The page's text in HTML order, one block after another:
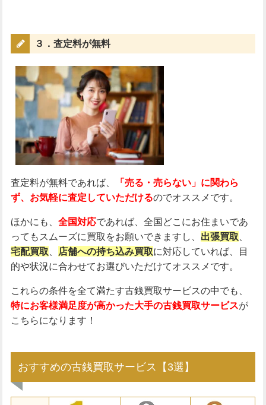
３．査定料が無料
査定料が無料であれば、
「売る・売らない」に関わら
ず、お気軽に査定していただけるのでオススメです。
ほかにも、 全国対応であれば、全国どこにお住まいであ
ってもスムーズに買取をお願いできますし、 出張買取
宅配買取
店舗への持ち込み買取に対応していれば、目
的や状況に合わせてお選びいただけてオススメです。
これらの条件を全て満たす古銭買取サービスの中でも、
特にお客様満足度が高かった大手の古銭買取サービスが
こちらになります！
おすすめの古銭買取サービス【3選】